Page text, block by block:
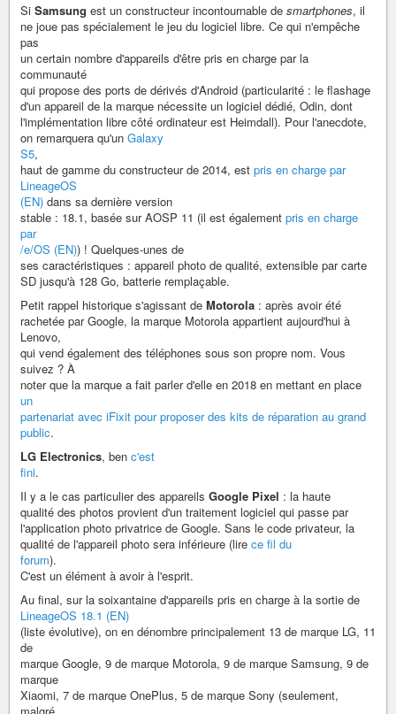
Si Samsung est un constructeur incontournable de smartphones, il
ne joue pas spécialement le jeu du logiciel libre. Ce qui n'empêche
pas
un certain nombre d'appareils d'être pris en charge par la
communauté
qui propose des ports de dérivés d'Android (particularité : le flashage
d'un appareil de la marque nécessite un logiciel dédié, Odin, dont
l'implémentation libre côté ordinateur est Heimdall). Pour l'anecdote,
on remarquera qu'un Galaxy
S5,
haut de gamme du constructeur de 2014, est pris en charge par
LineageOS
(EN) dans sa dernière version
stable : 18.1, basée sur AOSP 11 (il est également pris en charge
par
/e/OS (EN)) ! Quelques-unes de
ses caractéristiques : appareil photo de qualité, extensible par carte
SD jusqu'à 128 Go, batterie remplaçable.
Petit rappel historique s'agissant de Motorola : après avoir été
rachetée par Google, la marque Motorola appartient aujourd'hui à
Lenovo,
qui vend également des téléphones sous son propre nom. Vous
suivez ? À
noter que la marque a fait parler d'elle en 2018 en mettant en place
un
partenariat avec iFixit pour proposer des kits de réparation au grand
public.
LG Electronics, ben c'est
fini.
Il y a le cas particulier des appareils Google Pixel : la haute
qualité des photos provient d'un traitement logiciel qui passe par
l'application photo privatrice de Google. Sans le code privateur, la
qualité de l'appareil photo sera inférieure (lire ce fil du
forum).
C'est un élément à avoir à l'esprit.
Au final, sur la soixantaine d'appareils pris en charge à la sortie de
LineageOS 18.1 (EN)
(liste évolutive), on en dénombre principalement 13 de marque LG, 11
de
marque Google, 9 de marque Motorola, 9 de marque Samsung, 9 de
marque
Xiaomi, 7 de marque OnePlus, 5 de marque Sony (seulement,
malgré